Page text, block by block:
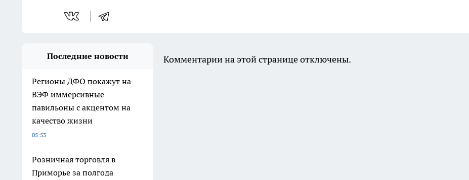
Последние новости
Регионы ДФО покажут на
ВЭФ иммерсивные
павильоны с акцентом на
качество жизни
05:53
Розничная торговля в
Приморье за полгода
Комментарии на этой странице отключены.